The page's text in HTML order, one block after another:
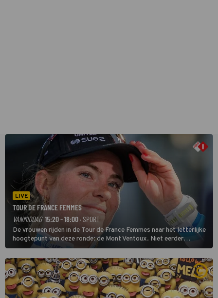
LIVE
TOUR DE FRANCE FEMMES
VANMIDDAG 15:20 - 18:00 · SPORT
De vrouwen rijden in de Tour de France Femmes naar het letterlijke
hoogtepunt van deze ronde: de Mont Ventoux. Niet eerder
finishten de vrouwen voor deze koers op deze kale col uit de
buitencategorie. De aanloop naar de slotklim is vlak.